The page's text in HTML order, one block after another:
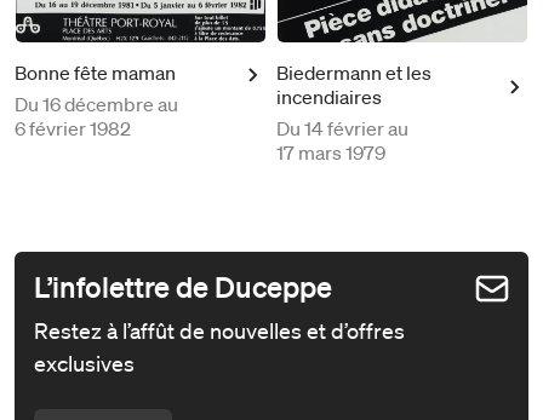
Bonne fête maman
Du 16 décembre au
6 février 1982
Biedermann et les
incendiaires
Du 14 février au
17 mars 1979
L’infolettre de Duceppe
Restez à l’affût de nouvelles et d’offres
exclusives